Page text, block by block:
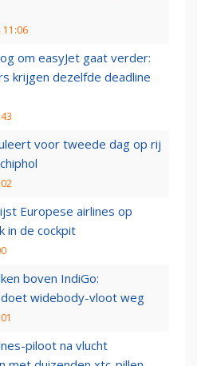
11:06
om easyJet gaat verder:
krijgen dezelfde deadline
voor tweede dag op rij
Europese airlines op
in de cockpit
boven IndiGo:
widebody-vloot weg
piloot na vlucht